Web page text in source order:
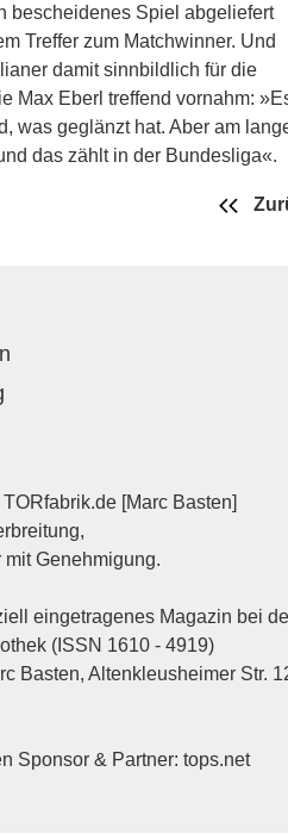
bescheidenes Spiel abgeliefert
Treffer zum Matchwinner. Und
damit sinnbildlich für die
Max Eberl treffend vornahm:
was geglänzt hat. Aber am
das zählt in der Bundesliga«.
[Marc Basten]
Genehmigung.
eingetragenes Magazin bei
(ISSN 1610 - 4919)
Basten, Altenkleusheimer Str.
Sponsor & Partner: tops.net